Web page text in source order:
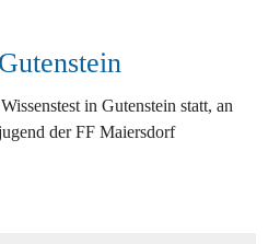
in Gutenstein statt, an
der FF Maiersdorf